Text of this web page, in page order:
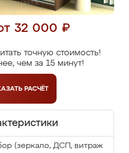
32 000 ₽
точную стоимость!
чем за 15 минут!
РАСЧЁТ
(зеркало, ДСП, витраж